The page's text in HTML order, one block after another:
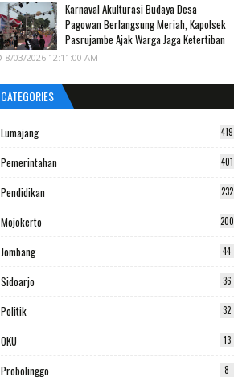
Karnaval Akulturasi Budaya Desa
Pagowan Berlangsung Meriah, Kapolsek
Pasrujambe Ajak Warga Jaga Ketertiban
8/03/2026 12:11:00 AM
CATEGORIES
Lumajang 419
Pemerintahan 401
Pendidikan 232
Mojokerto 200
Jombang 44
Sidoarjo 36
Politik 32
OKU 13
Probolinggo 8